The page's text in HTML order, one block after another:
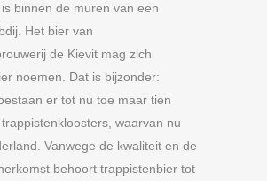
binnen de muren van een
Het bier van
de Kievit mag zich
noemen. Dat is bijzonder:
er tot nu toe maar tien
waarvan nu
Vanwege de kwaliteit en de
behoort trappistenbier tot